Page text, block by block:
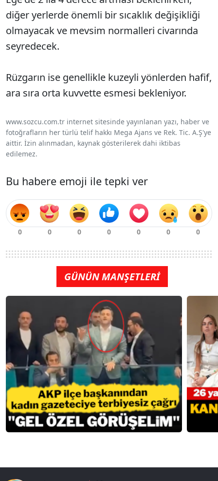
diğer yerlerde önemli bir sıcaklık değişikliği
olmayacak ve mevsim normalleri civarında
seyredecek.
Rüzgarın ise genellikle kuzeyli yönlerden hafif,
ara sıra orta kuvvette esmesi bekleniyor.
www.sozcu.com.tr internet sitesinde yayınlanan yazı, haber ve
fotoğrafların her türlü telif hakkı Mega Ajans ve Rek. Tic. A.Ş'ye
aittir. İzin alınmadan, kaynak gösterilerek dahi iktibas
edilemez.
Bu habere emoji ile tepki ver
GÜNÜN MANŞETLERİ